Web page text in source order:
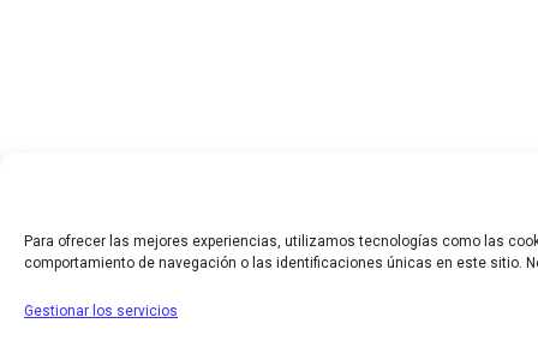
Para ofrecer las mejores experiencias, utilizamos tecnologías como las
comportamiento de navegación o las identificaciones únicas en este sitio.
Gestionar los servicios